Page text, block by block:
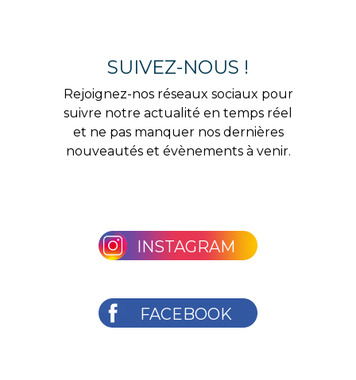
SUIVEZ-NOUS !
Rejoignez-nos réseaux sociaux pour
suivre notre actualité en temps réel
et ne pas manquer nos dernières
nouveautés et évènements à venir.
INSTAGRAM
FACEBOOK